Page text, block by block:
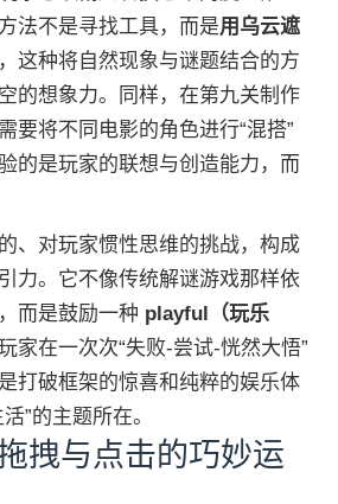
法不是寻找工具，而是用乌云遮
这种将自然现象与谜题结合的方
的想象力。同样，在第九关制作
要将不同电影的角色进行“混搭”
的是玩家的联想与创造能力，而
、对玩家惯性思维的挑战，构成
力。它不像传统解谜游戏那样依
而是鼓励一种 playful（玩乐
家在一次次“失败-尝试-恍然大悟”
打破框架的惊喜和纯粹的娱乐体
”的主题所在。
拽与点击的巧妙运